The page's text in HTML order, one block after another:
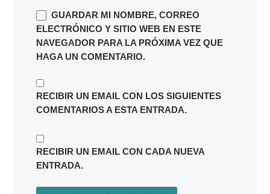
GUARDAR MI NOMBRE, CORREO
ELECTRÓNICO Y SITIO WEB EN ESTE
NAVEGADOR PARA LA PRÓXIMA VEZ QUE
HAGA UN COMENTARIO.
RECIBIR UN EMAIL CON LOS SIGUIENTES
COMENTARIOS A ESTA ENTRADA.
RECIBIR UN EMAIL CON CADA NUEVA
ENTRADA.